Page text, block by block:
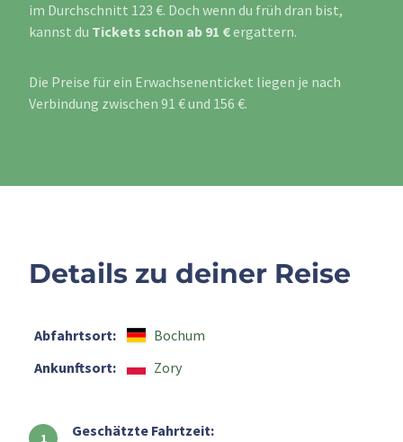
im Durchschnitt 123 €. Doch wenn du früh dran bist,
kannst du Tickets schon ab 91 €ergattern.
Die Preise für ein Erwachsenenticket liegen je nach
Verbindung zwischen 91 € und 156 €.
Details zu deiner Reise
Abfahrtsort:
Bochum
Ankunftsort:
Zory
Geschätzte Fahrtzeit: